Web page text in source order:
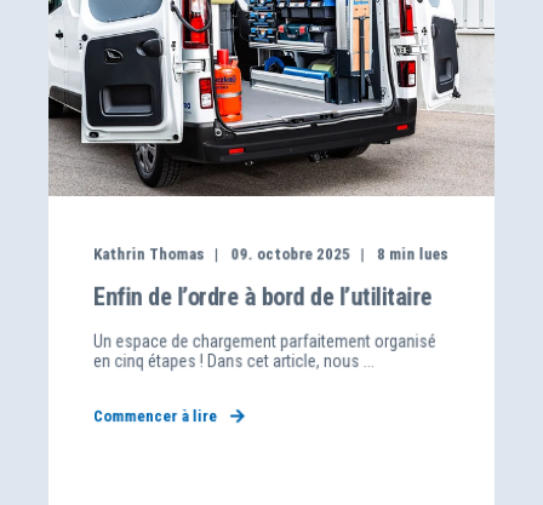
Kathrin Thomas 09. octobre 2025 8 min lues
Enfin de l’ordre à bord de l’utilitaire
Un espace de chargement parfaitement organisé
en cinq étapes ! Dans cet article, nous ...
Commencer à lire